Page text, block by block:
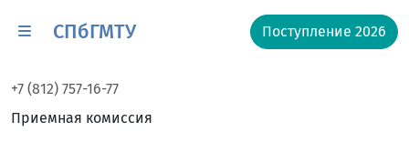
СПбГМТУ Поступление 2026
+7 (812) 757-16-77
Приемная комиссия